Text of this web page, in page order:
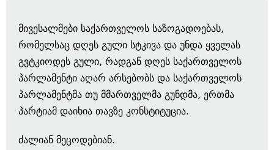
მივესალმები საქართველოს საზოგადოებას,
რომელსაც დღეს გული სტკივა და უნდა ყველას
გვტკიოდეს გული, რადგან დღეს საქართველოს
პარლამენტი აღარ არსებობს და საქართველოს
პარლამენტმა თუ მმართველმა გუნდმა, ერთმა
პარტიამ დაიხია თავზე კონსტიტუცია.
ძალიან მეცოდებიან.